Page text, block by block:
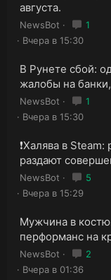
августа.
NewsBot
1
Вчера в 15:30
В Рунете сбой:
жалобы на
NewsBot
1
Вчера в 15:30
❗️Халява в
раздают
NewsBot
5
Вчера в 15:29
Мужчина в
перформанс на
NewsBot
2
Вчера в 01:36